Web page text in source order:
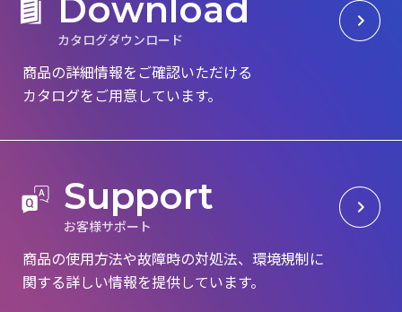
Download
カタログダウンロー ド
商品の詳細情報をご確認いただける
カタログを ご用意しています。
Support
お客様サポー ト
商品の使用方法や故障時の対処法、環境規制に
関する詳しい情報を提供しています。